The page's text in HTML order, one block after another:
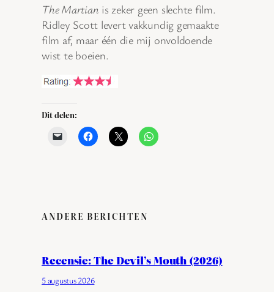
The Martian is zeker geen slechte film.
Ridley Scott levert vakkundig gemaakte
film af, maar één die mij onvoldoende
wist te boeien.
Dit delen:
ANDERE BERICHTEN
Recensie: The Devil’s Mouth (2026)
5 augustus 2026